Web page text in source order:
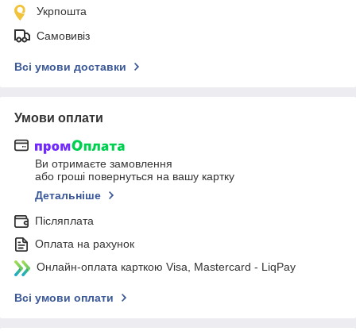
Укрпошта
Самовивіз
Всі умови доставки
Умови оплати
Ви отримаєте замовлення
або гроші повернуться на вашу картку
Детальніше
Післяплата
Оплата на рахунок
Онлайн-оплата карткою Visa, Mastercard - LiqPay
Всі умови оплати